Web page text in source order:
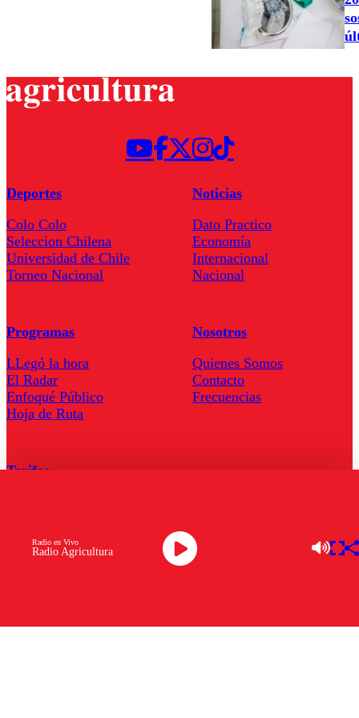
Radio Agricultura
Radio en Vivo
Deportes
Colo Colo
Seleccion Chilena
Universidad de Chile
Torneo Nacional
Noticias
Dato Practico
Economía
Internacional
Nacional
Programas
LLegó la hora
El Radar
Enfoqué Público
Hoja de Ruta
Nosotros
Quienes Somos
Contacto
Frecuencias
Tarifas
Descarga la APP